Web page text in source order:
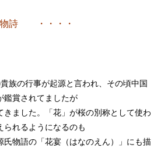
詩 ・・・・
族の行事が起源と言われ、その頃中国
鑑賞されてましたが
きました。「花」が桜の別称として使わ
られるようになるのも
氏物語の「花宴（はなのえん）」にも描